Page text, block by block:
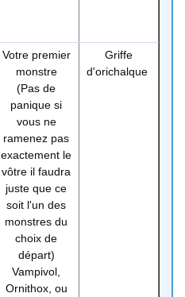
Votre premier
monstre
(Pas de
panique si
vous ne
ramenez pas
exactement le
vôtre il faudra
juste que ce
soit l'un des
monstres du
choix de
départ)
Vampivol,
Ornithox, ou
Griffe
d'orichalque